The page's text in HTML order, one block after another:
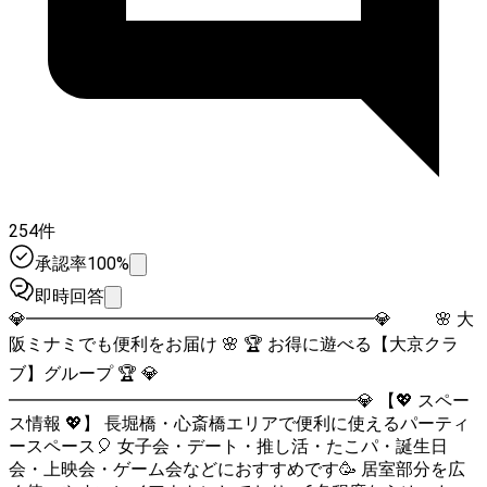
254件
承認率100%
即時回答
💎━━━━━━━━━━━━━━━━━━━━💎 🌸 大
阪ミナミでも便利をお届け 🌸 🏆 お得に遊べる【大京クラ
ブ】グループ 🏆 💎
━━━━━━━━━━━━━━━━━━━━💎 【💖 スペー
ス情報 💖】 長堀橋・心斎橋エリアで便利に使えるパーティ
ースペース🎈 女子会・デート・推し活・たこパ・誕生日
会・上映会・ゲーム会などにおすすめです🥳 居室部分を広